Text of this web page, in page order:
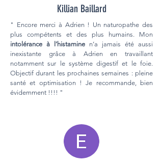
Killian Baillard
" Encore merci à Adrien ! Un naturopathe des
plus compétents et des plus humains. Mon
intolérance à l’histamine n’a jamais été aussi
inexistante grâce à Adrien en travaillant
notamment sur le système digestif et le foie.
Objectif durant les prochaines semaines : pleine
santé et optimisation ! Je recommande, bien
évidemment !!!! "